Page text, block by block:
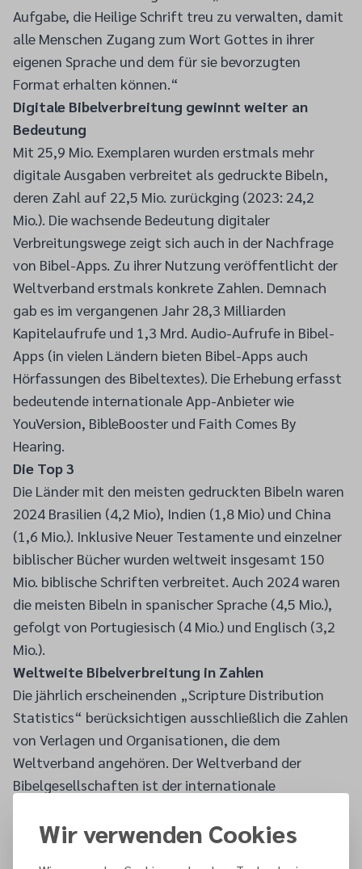
Aufgabe, die Heilige Schrift treu zu verwalten, damit
alle Menschen Zugang zum Wort Gottes in ihrer
eigenen Sprache und dem für sie bevorzugten
Format erhalten können.“
Digitale Bibelverbreitung gewinnt weiter an
Bedeutung
Mit 25,9 Mio. Exemplaren wurden erstmals mehr
digitale Ausgaben verbreitet als gedruckte Bibeln,
deren Zahl auf 22,5 Mio. zurückging (2023: 24,2
Mio.). Die wachsende Bedeutung digitaler
Verbreitungswege zeigt sich auch in der Nachfrage
von Bibel-Apps. Zu ihrer Nutzung veröffentlicht der
Weltverband erstmals konkrete Zahlen. Demnach
gab es im vergangenen Jahr 28,3 Milliarden
Kapitelaufrufe und 1,3 Mrd. Audio-Aufrufe in Bibel-
Apps (in vielen Ländern bieten Bibel-Apps auch
Hörfassungen des Bibeltextes). Die Erhebung erfasst
bedeutende internationale App-Anbieter wie
YouVersion, BibleBooster und Faith Comes By
Hearing.
Die Top 3
Die Länder mit den meisten gedruckten Bibeln waren
2024 Brasilien (4,2 Mio), Indien (1,8 Mio) und China
(1,6 Mio.). Inklusive Neuer Testamente und einzelner
biblischer Bücher wurden weltweit insgesamt 150
Mio. biblische Schriften verbreitet. Auch 2024 waren
die meisten Bibeln in spanischer Sprache (4,5 Mio.),
gefolgt von Portugiesisch (4 Mio.) und Englisch (3,2
Mio.).
Weltweite Bibelverbreitung in Zahlen
Die jährlich erscheinenden „Scripture Distribution
Statistics“ berücksichtigen ausschließlich die Zahlen
von Verlagen und Orga­nisationen, die dem
Weltverband angehören. Der Weltverband der
Bibelgesellschaften ist der internationale
Bibelgesellschaften, zu denen auch die Deutsche
Wir verwenden Cookies